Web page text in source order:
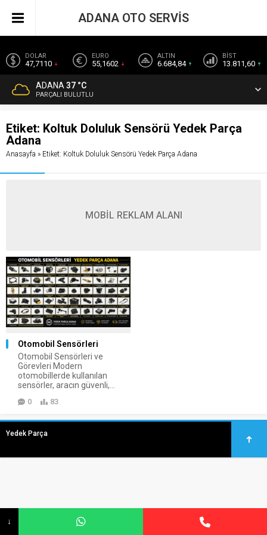
DOLAR
47,7110
EURO
55,1602
ALTIN
6.684,84
BİST
13.811,60
ADANA 37 °C
PARÇALI BULUTLU
ADANA OTO SERVİS
Etiket: Koltuk Doluluk Sensörü Yedek Parça
Adana
Anasayfa » Etiket: Koltuk Doluluk Sensörü Yedek Parça Adana
MOBİL REKLAM ALANI
Otomobil Sensörleri
Otomobil Sensörleri ve
Görevleri Modern
otomobillerde kullanılan
sensörler, aracın güvenli,...
0 83
Yedek Parça
↓